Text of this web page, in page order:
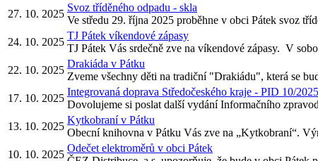
27. 10. 2025
Svoz tříděného odpadu - skla
Ve středu 29. října 2025 proběhne v obci Pátek svoz
24. 10. 2025
TJ Pátek víkendové zápasy
TJ Pátek Vás srdečně zve na víkendové zápasy. V
22. 10. 2025
Drakiáda v Pátku
Zveme všechny děti na tradiční "Drakiádu", která se
17. 10. 2025
Integrovaná doprava Středočeského kraje - PID 10/2025
Dovolujeme si poslat další vydání Informačního
13. 10. 2025
Kytkobraní v Pátku
Obecní knihovna v Pátku Vás zve na „Kytkobraní“.
10. 10. 2025
Odečet elektroměrů v obci Pátek